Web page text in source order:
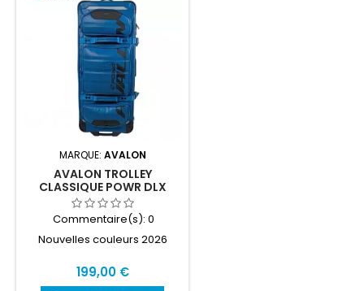
MARQUE: AVALON
AVALON TROLLEY
CLASSIQUE POWR DLX
Commentaire(s): 0
Nouvelles couleurs 2026
Prix
199,00 €